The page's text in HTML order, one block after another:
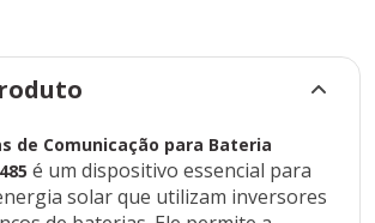
instalação: Design compacto e
a instalação e a manutenção.
Projetado especificamente para
inversores Growatt, garantindo
e confiabilidade.
de Comunicação para Bateria
é um dispositivo essencial para
solar que utilizam inversores